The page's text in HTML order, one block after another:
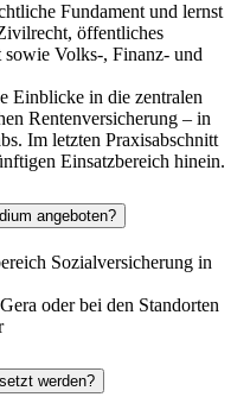
Fundament und lernst
öffentliches
Volks-, Finanz- und
Einblicke in die zentralen
Rentenversicherung – in
Im letzten Praxisabschnitt
Einsatzbereich hinein.
angeboten?
Sozialversicherung in
oder bei den Standorten
werden?